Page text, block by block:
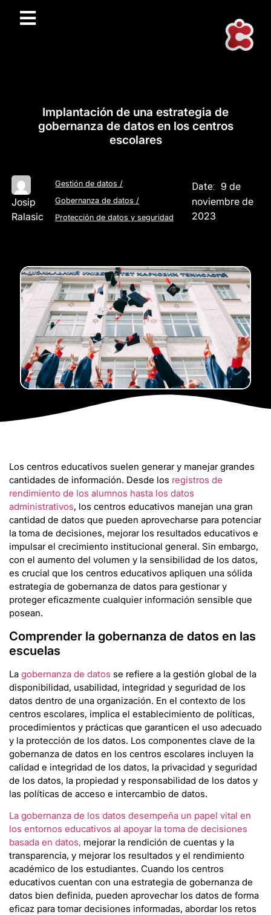
Implantación de una estrategia de
gobernanza de datos en los centros
escolares
Josip
Ralasic
Gestión de datos /
Gobernanza de datos /
Protección de datos y seguridad
Date:
9 de
noviembre de
2023
Los centros educativos suelen generar y manejar grandes
cantidades de información. Desde los registros de
rendimiento de los alumnos hasta los datos
administrativos, los centros educativos manejan una gran
cantidad de datos que pueden aprovecharse para potenciar
la toma de decisiones, mejorar los resultados educativos e
impulsar el crecimiento institucional general. Sin embargo,
con el aumento del volumen y la sensibilidad de los datos,
es crucial que los centros educativos apliquen una sólida
estrategia de gobernanza de datos para gestionar y
proteger eficazmente cualquier información sensible que
posean.
Comprender la gobernanza de datos en las
escuelas
La gobernanza de datos se refiere a la gestión global de la
disponibilidad, usabilidad, integridad y seguridad de los
datos dentro de una organización. En el contexto de los
centros escolares, implica el establecimiento de políticas,
procedimientos y prácticas que garanticen el uso adecuado
y la protección de los datos. Los componentes clave de la
gobernanza de datos en los centros escolares incluyen la
calidad e integridad de los datos, la privacidad y seguridad
de los datos, la propiedad y responsabilidad de los datos y
las políticas de acceso e intercambio de datos.
La gobernanza de los datos desempeña un papel vital en
los entornos educativos al apoyar la toma de decisiones
basada en datos, mejorar la rendición de cuentas y la
transparencia, y mejorar los resultados y el rendimiento
académico de los estudiantes. Cuando los centros
educativos cuentan con una estrategia de gobernanza de
datos bien definida, pueden aprovechar los datos de forma
eficaz para tomar decisiones informadas, abordar los retos